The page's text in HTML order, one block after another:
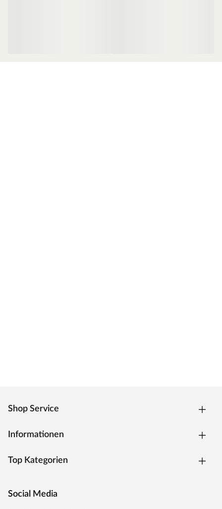
Shop Service
Informationen
Top Kategorien
Social Media